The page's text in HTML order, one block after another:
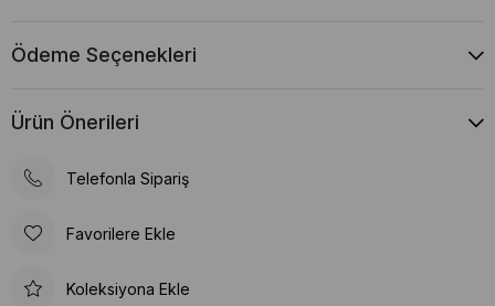
Ödeme Seçenekleri
Ürün Önerileri
Telefonla Sipariş
Favorilere Ekle
Koleksiyona Ekle